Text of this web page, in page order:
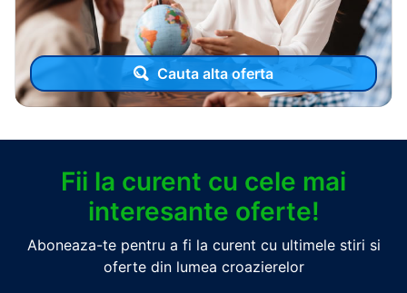
Cauta alta oferta
Fii la curent cu cele mai
interesante oferte!
Aboneaza-te pentru a fi la curent cu ultimele stiri si
oferte din lumea croazierelor